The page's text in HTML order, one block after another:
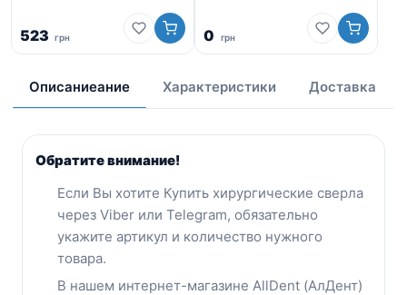
523 грн 0 грн
Описаниеание Характеристики Доставка
Обратите внимание!
Eсли Вы хотите Купить хирургические сверла
через Viber или Telegram, обязательно
укажите артикул и количество нужного
товара.
В нашем интернет-магазине AllDent (АлДент)